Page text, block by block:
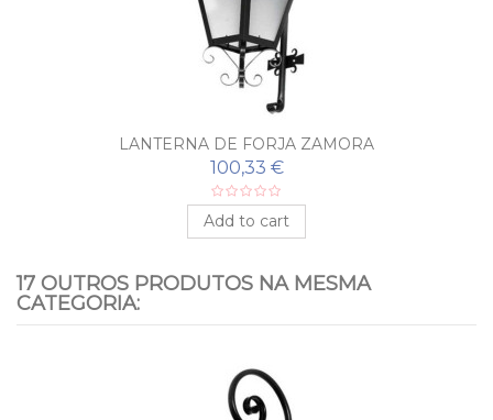
LANTERNA DE FORJA ZAMORA
100,33 €
Add to cart
17 OUTROS PRODUTOS NA MESMA
CATEGORIA: